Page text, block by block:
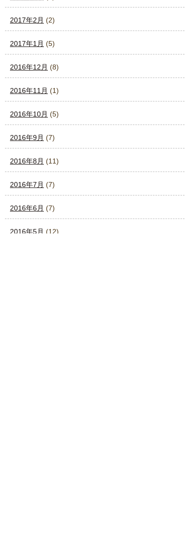
2017年2月 (2)
2017年1月 (5)
2016年12月 (8)
2016年11月 (1)
2016年10月 (5)
2016年9月 (7)
2016年8月 (11)
2016年7月 (7)
2016年6月 (7)
2016年5月 (12)